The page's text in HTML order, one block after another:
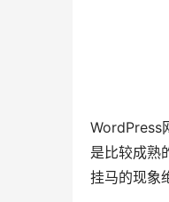
WordPress
是比较成熟
挂马的现象